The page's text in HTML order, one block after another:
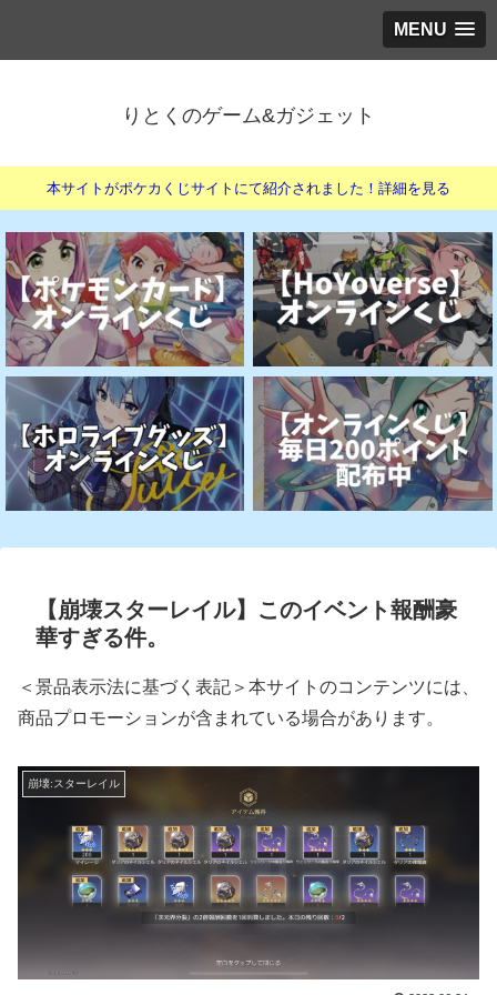
MENU
りとくのゲーム&ガジェット
本サイトがポケカくじサイトにて紹介されました！詳細を見る
【崩壊スターレイル】このイベント報酬豪
華すぎる件。
＜景品表示法に基づく表記＞本サイトのコンテンツには、
商品プロモーションが含まれている場合があります。
崩壊:スターレイル